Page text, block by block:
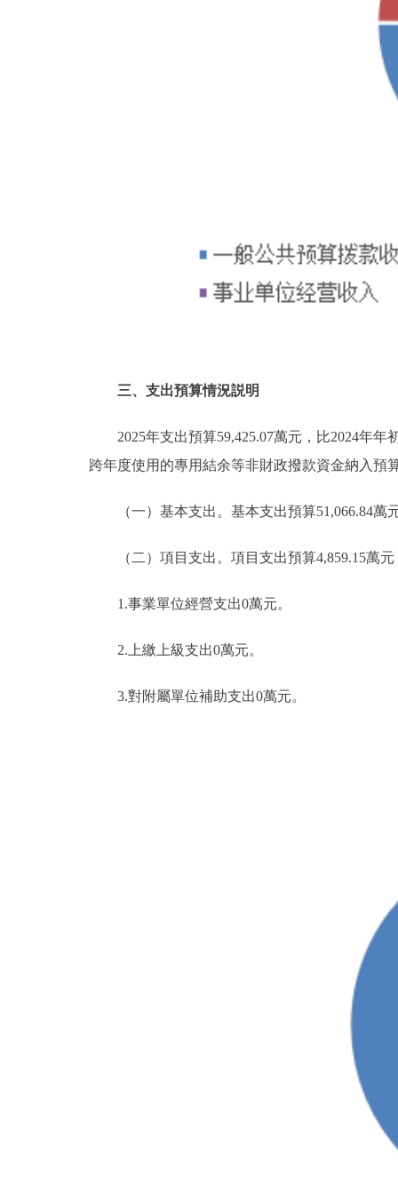
三、支出預算情況説明
2025年支出預算59,425.07萬元，比2024年年
跨年度使用的專用結余等非財政撥款資金納入預
（一） 基本支出。基本支出預算51,066.84萬
（二）項目支出。項目支出預算4,859.15萬元
1.事業單位經營支出0萬元。
2.上繳上級支出0萬元。
3.對附屬單位補助支出0萬元。